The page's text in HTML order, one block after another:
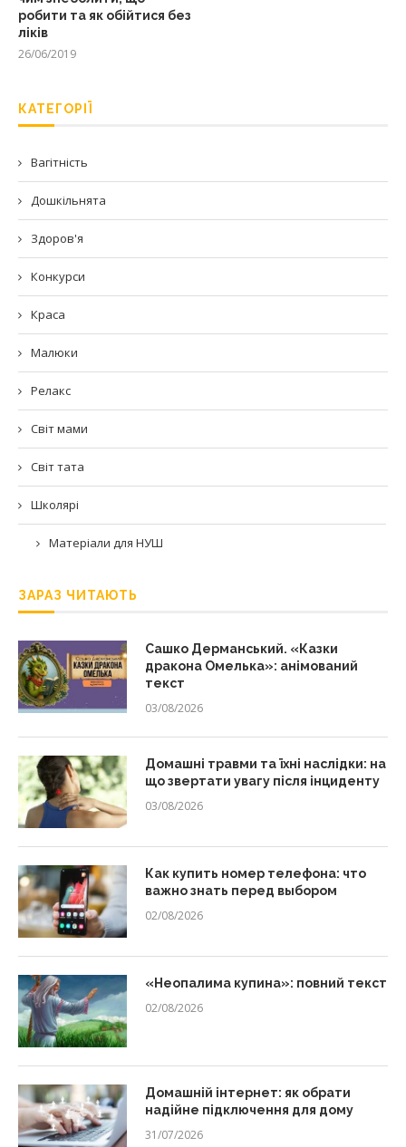
робити та як обійтися без
ліків
26/06/2019
КАТЕГОРІЇ
Вагітність
Дошкільнята
Здоров'я
Конкурси
Краса
Малюки
Релакс
Світ мами
Світ тата
Школярі
Матеріали для НУШ
ЗАРАЗ ЧИТАЮТЬ
Сашко Дерманський. «Казки
дракона Омелька»: анімований
текст
03/08/2026
Домашні травми та їхні наслідки: на
що звертати увагу після інциденту
03/08/2026
Как купить номер телефона: что
важно знать перед выбором
02/08/2026
«Неопалима купина»: повний текст
02/08/2026
Домашній інтернет: як обрати
надійне підключення для дому
31/07/2026